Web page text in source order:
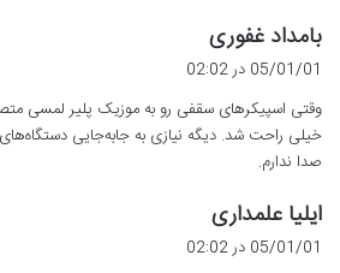
بامداد غفوری
ف
:
05/01/01 در 02:02
وقتی اسپیکرهای سقفی رو به موزیک پلیر لمسی
خیلی راحت شد. دیگه نیازی به جابه‌جایی
صدا ندارم.
ایلیا علمداری
ف
05/01/01 در 02:02